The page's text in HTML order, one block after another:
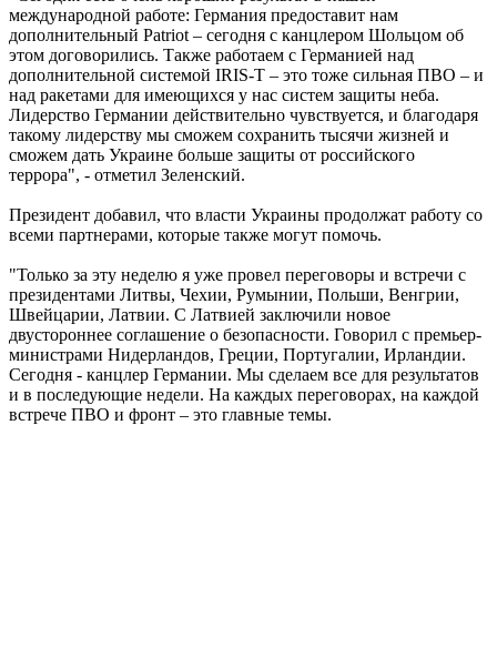
международной работе: Германия предоставит нам
дополнительный Patriot – сегодня с канцлером Шольцом об
этом договорились. Также работаем с Германией над
дополнительной системой IRIS-T – это тоже сильная ПВО – и
над ракетами для имеющихся у нас систем защиты неба.
Лидерство Германии действительно чувствуется, и благодаря
такому лидерству мы сможем сохранить тысячи жизней и
сможем дать Украине больше защиты от российского
террора", - отметил Зеленский.
Президент добавил, что власти Украины продолжат работу со
всеми партнерами, которые также могут помочь.
"Только за эту неделю я уже провел переговоры и встречи с
президентами Литвы, Чехии, Румынии, Польши, Венгрии,
Швейцарии, Латвии. С Латвией заключили новое
двустороннее соглашение о безопасности. Говорил с премьер-
министрами Нидерландов, Греции, Португалии, Ирландии.
Сегодня - канцлер Германии. Мы сделаем все для результатов
и в последующие недели. На каждых переговорах, на каждой
встрече ПВО и фронт – это главные темы.